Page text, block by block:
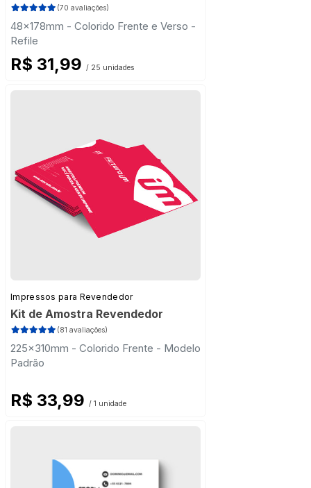
(70 avaliações)
48x178mm - Colorido Frente e Verso -
Refile
R$ 31,99 / 25 unidades
Impressos para Revendedor
Kit de Amostra Revendedor
(81 avaliações)
225x310mm - Colorido Frente - Modelo
Padrão
R$ 33,99 / 1 unidade